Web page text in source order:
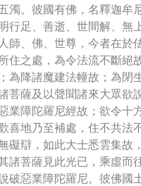
濁。彼國有佛，名釋迦牟
行足、善逝、世間解、無
師、佛、世尊，今者在於
住之處，為令法流不斷絕
為降諸魔建法幢故；為閉
菩薩及以聲聞諸來大眾欲
業障陀羅尼經故；欲令十
喜地乃至補處，住不共法
礙辯，如此大士悉雲集故
諸菩薩見此光已，乘虛而
破惡業障陀羅尼。彼佛國